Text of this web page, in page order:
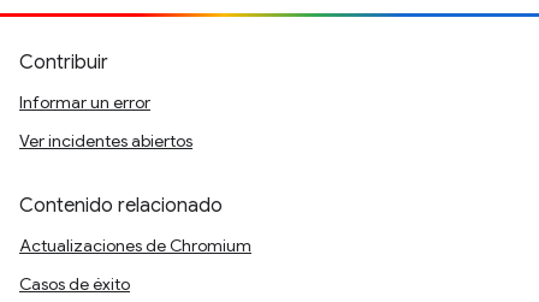
Contribuir
Informar un error
Ver incidentes abiertos
Contenido relacionado
Actualizaciones de Chromium
Casos de éxito